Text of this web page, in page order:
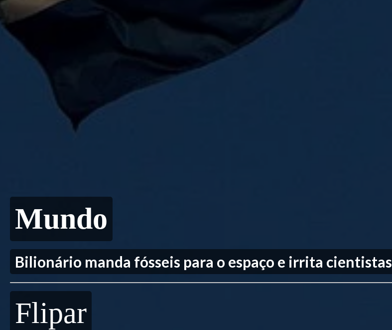
Mundo
Bilionário manda fósseis para o espaço e irrita cientistas
Flipar